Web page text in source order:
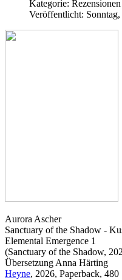
Kategorie: Rezensionen
Veröffentlicht:
Aurora Ascher
Sanctuary of the Shadow -
Elemental Emergence 1
(Sanctuary of the Shadow,
Übersetzung Anna Härting
Heyne, 2026, Paperback,